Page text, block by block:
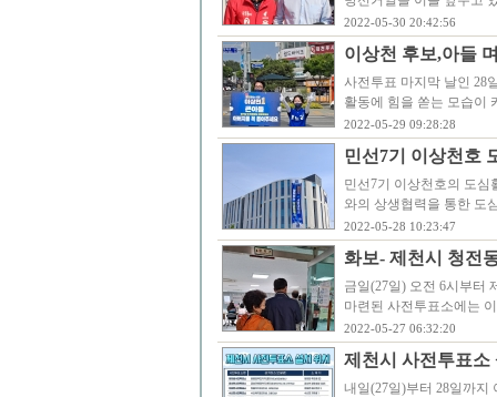
2022-05-30 20:42:56
이상천 후보,아들
사전투표 마지막 날인 28
활동에 힘을 쏟는 모습이
2022-05-29 09:28:28
민선7기 이상천호
민선7기 이상천호의 도심
와의 상생협력을 통한 도
2022-05-28 10:23:47
화보- 제천시 청전
금일(27일) 오전 6시부터
마련된 사전투표소에는
2022-05-27 06:32:20
제천시 사전투표
내일(27일)부터 28일까지